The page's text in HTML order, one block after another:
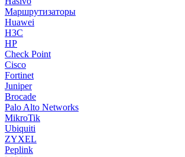
Маршрутизаторы
Huawei
H3C
HP
Check Point
Cisco
Fortinet
Juniper
Brocade
Palo Alto Networks
MikroTik
Ubiquiti
ZYXEL
Peplink